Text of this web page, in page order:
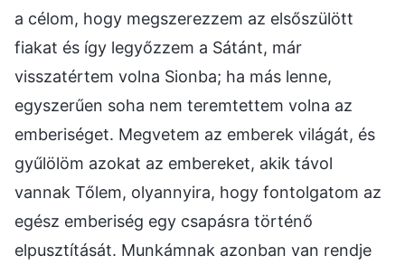
a célom, hogy megszerezzem az elsőszülött
fiakat és így legyőzzem a Sátánt, már
visszatértem volna Sionba; ha más lenne,
egyszerűen soha nem teremtettem volna az
emberiséget. Megvetem az emberek világát, és
gyűlölöm azokat az embereket, akik távol
vannak Tőlem, olyannyira, hogy fontolgatom az
egész emberiség egy csapásra történő
elpusztítását. Munkámnak azonban van rendje